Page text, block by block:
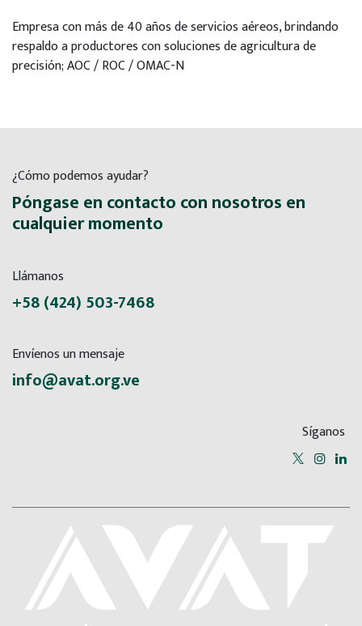
Empresa con más de 40 años de servicios aéreos, brindando
respaldo a productores con soluciones de agricultura de
precisión; AOC / ROC / OMAC-N
¿Cómo podemos ayudar?
Póngase en contacto con nosotros en
cualquier momento
Llámanos
+58 (424) 503-7468
Envíenos un mensaje
info@avat.org.ve
Síganos